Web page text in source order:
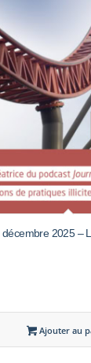
décembre 2025 –
Ajouter au